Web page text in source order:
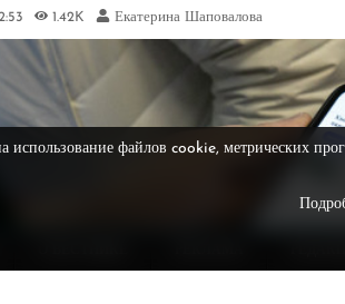
1.42K Екатерина Шаповалова
использование файлов cookie, метрических